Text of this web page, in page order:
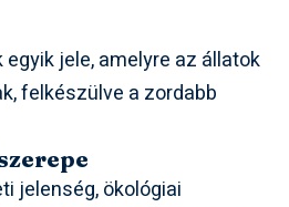
jele, amelyre az állatok
felkészülve a zordabb
jelenség, ökológiai